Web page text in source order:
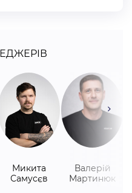
Микита
Самусєв
Валерій
Мартинюк